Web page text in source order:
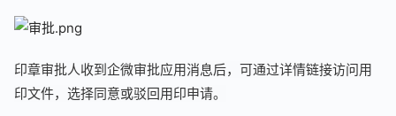
印章审批人收到企微审批应用消息后，可通过详情链接访问用
印文件，选择同意或驳回用印申请。